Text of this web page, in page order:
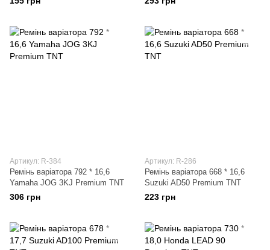
Артикул: R-384
Ремінь варіатора 792 * 16,6
Yamaha JOG 3KJ Premium TNT
306 грн
Артикул: R-286
Ремінь варіатора 668 * 16,6
Suzuki AD50 Premium TNT
223 грн